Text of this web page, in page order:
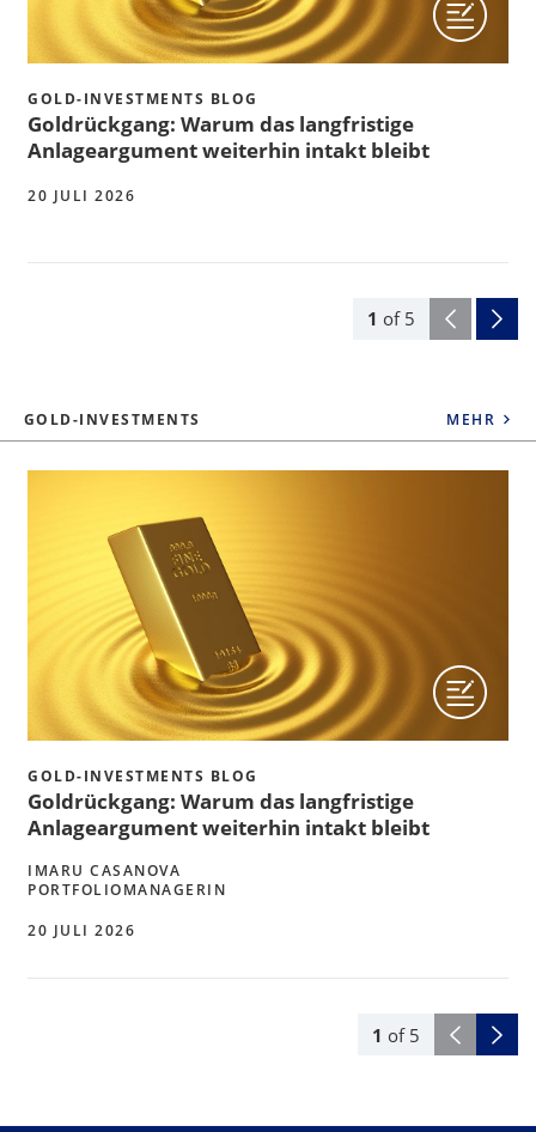
1 of 5
GOLD-INVESTMENTS BLOG
Goldrückgang: Warum das langfristige
Anlageargument weiterhin intakt bleibt
20 JULI 2026
GOLD-INVESTMENTS MEHR
1 of 5
GOLD-INVESTMENTS BLOG
Goldrückgang: Warum das langfristige
Anlageargument weiterhin intakt bleibt
IMARU CASANOVA
PORTFOLIOMANAGERIN
20 JULI 2026